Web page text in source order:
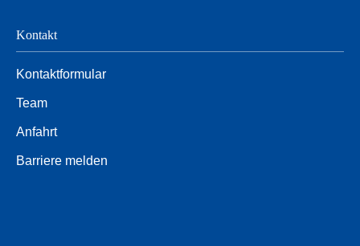
Kontakt
Kontaktformular
Team
Anfahrt
Barriere melden